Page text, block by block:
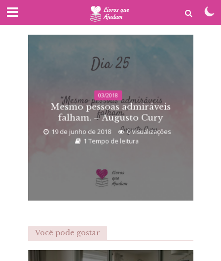
03/2018
Mesmo pessoas admiráveis
falham. – Augusto Cury
19 de junho de 2018
0 Visualizações
1 Tempo de leitura
Você pode gostar